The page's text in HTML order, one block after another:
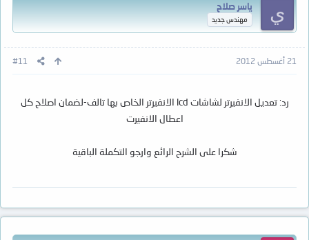
ي ياسر صلاح
مهندس جديد
21 أغسطس 2012 #11
رد: تعديل الانفيرتر لشاشات lcd الانفيرتر الخاص بها تالف-لضمان اصلاح كل
اعطال الانفيرت
شكرا على الشرح الرائع وارجو التكملة الباقية